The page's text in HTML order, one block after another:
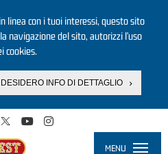
linea con i tuoi interessi, questo sito
navigazione del sito, autorizzi l’uso
cookies.
DESIDERO INFO DI DETTAGLIO
MENU